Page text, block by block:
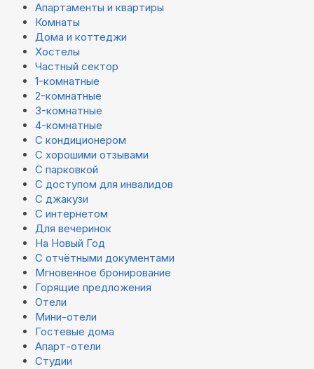
Апартаменты и квартиры
Комнаты
Дома и коттеджи
Хостелы
Частный сектор
1-комнатные
2-комнатные
3-комнатные
4-комнатные
С кондиционером
С хорошими отзывами
С парковкой
С доступом для инвалидов
С джакузи
С интернетом
Для вечеринок
На Новый Год
С отчётными документами
Мгновенное бронирование
Горящие предложения
Отели
Мини-отели
Гостевые дома
Апарт-отели
Студии